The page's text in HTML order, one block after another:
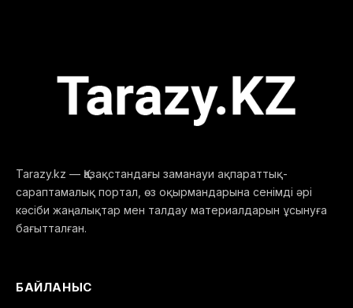
Tarazy.kz — Қазақстандағы заманауи ақпараттық-
сараптамалық портал, өз оқырмандарына сенімді әрі
кәсіби жаңалықтар мен талдау материалдарын ұсынуға
бағытталған.
БАЙЛАНЫС